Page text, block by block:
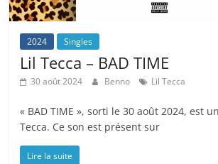
2024 Singles
Lil Tecca – BAD TIME
30 août 2024 Benno Lil Tecca
« BAD TIME », sorti le 30 août 2024, est
Tecca. Ce son est présent sur
Lire la suite